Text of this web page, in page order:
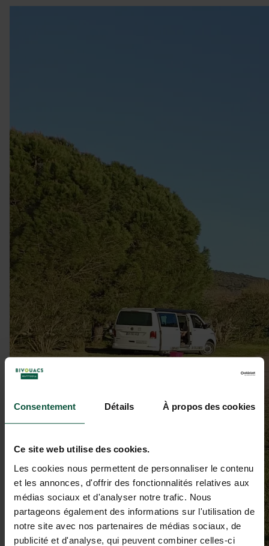
Consentement Détails À propos des cookies
Ce site web utilise des cookies.
Les cookies nous permettent de personnaliser le contenu
et les annonces, d'offrir des fonctionnalités relatives aux
médias sociaux et d'analyser notre trafic. Nous
partageons également des informations sur l'utilisation de
notre site avec nos partenaires de médias sociaux, de
publicité et d'analyse, qui peuvent combiner celles-ci